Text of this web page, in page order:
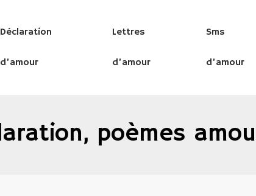
Déclaration
d’amour
Lettres
d’amour
Sms
d’amour
poèmes